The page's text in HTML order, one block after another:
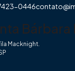
0446
Bárbara
Macknight.